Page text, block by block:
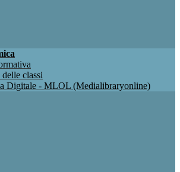
classi
Digitale - MLOL (Medialibraryonline)